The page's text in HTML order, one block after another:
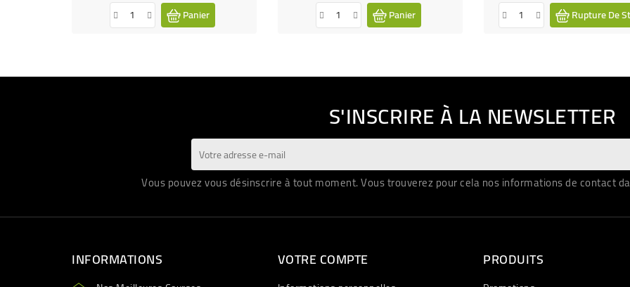
Panier
Panier
Rupture De
S'INSCRIRE À LA NEWSLETTER
Vous pouvez vous désinscrire à tout moment. Vous trouverez pour cela nos informations de contact
INFORMATIONS VOTRE COMPTE PRODUITS